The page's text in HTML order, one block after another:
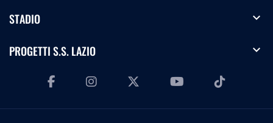
STADIO expand_more
PROGETTI S.S. LAZIO expand_more